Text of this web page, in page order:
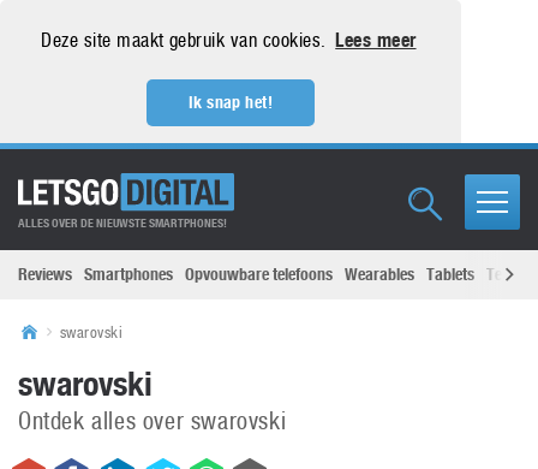
Deze site maakt gebruik van cookies. Lees meer
Ik snap het!
ALLES OVER DE NIEUWSTE SMARTPHONES!
Reviews Smartphones Opvouwbare telefoons Wearables Tablets
swarovski
swarovski
Ontdek alles over swarovski